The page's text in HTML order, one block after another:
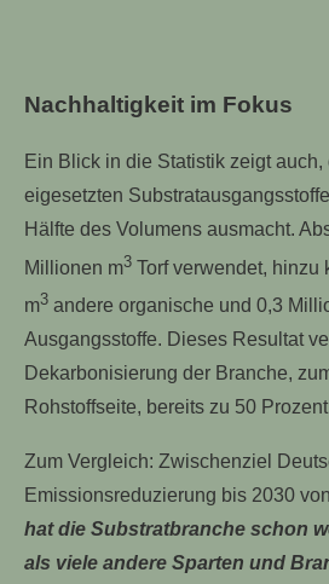
Nachhaltigkeit im Fokus
Ein Blick in die Statistik zeigt
eigesetzten
Hälfte des Volumens ausmacht.
Millionen m3 Torf verwendet, hinzu
m3 andere organische und 0,3
Ausgangsstoffe. Dieses Resultat
Dekarbonisierung der Branche,
Rohstoffseite, bereits zu 50
Zum Vergleich: Zwischenziel
Emissionsreduzierung bis 2030
hat die Substratbranche schon
als viele andere Sparten und